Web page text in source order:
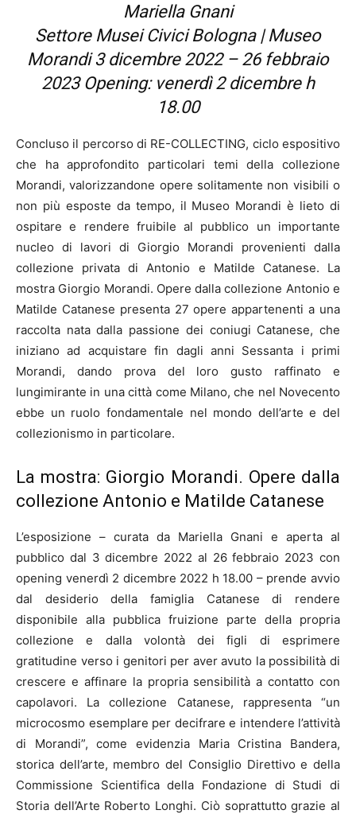
Mariella Gnani
Settore Musei Civici Bologna |Museo
Morandi3 dicembre 2022 – 26 febbraio
2023 Opening: venerdì 2 dicembre h
18.00
Concluso il percorso di RE-COLLECTING, ciclo espositivo
che ha approfondito particolari temi della collezione
Morandi, valorizzandone opere solitamente non visibili o
non più esposte da tempo, il Museo Morandi è lieto di
ospitare e rendere fruibile al pubblico un importante
nucleo di lavori di Giorgio Morandi provenienti dalla
collezione privata di Antonio e Matilde Catanese. La
mostra Giorgio Morandi. Opere dalla collezione Antonio e
Matilde Catanese presenta 27 opere appartenenti a una
raccolta nata dalla passione dei coniugi Catanese, che
iniziano ad acquistare fin dagli anni Sessanta i primi
Morandi, dando prova del loro gusto raffinato e
lungimirante in una città come Milano, che nel Novecento
ebbe un ruolo fondamentale nel mondo dell’arte e del
collezionismo in particolare.
La mostra: Giorgio Morandi. Opere dalla
collezione Antonio e Matilde Catanese
L’esposizione – curata da Mariella Gnani e aperta al
pubblico dal 3 dicembre 2022 al 26 febbraio 2023 con
opening venerdì 2 dicembre 2022 h 18.00 – prende avvio
dal desiderio della famiglia Catanese di rendere
disponibile alla pubblica fruizione parte della propria
collezione e dalla volontà dei figli di esprimere
gratitudine verso i genitori per aver avuto la possibilità di
crescere e affinare la propria sensibilità a contatto con
capolavori. La collezione Catanese, rappresenta “un
microcosmo esemplare per decifrare e intendere l’attività
di Morandi”, come evidenzia Maria Cristina Bandera,
storica dell’arte, membro del Consiglio Direttivo e della
Commissione Scientifica della Fondazione di Studi di
Storia dell’Arte Roberto Longhi. Ciò soprattutto grazie al